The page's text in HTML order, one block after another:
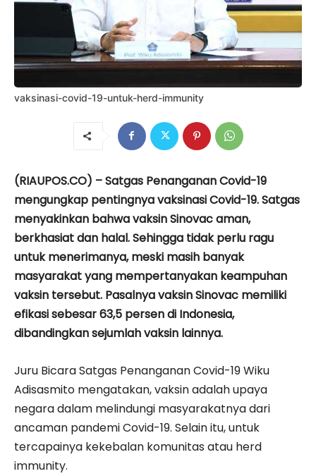
vaksinasi-covid-19-untuk-herd-immunity
(RIAUPOS.CO) – Satgas Penanganan Covid-19
mengungkap pentingnya vaksinasi Covid-19. Satgas
menyakinkan bahwa vaksin Sinovac aman,
berkhasiat dan halal. Sehingga tidak perlu ragu
untuk menerimanya, meski masih banyak
masyarakat yang mempertanyakan keampuhan
vaksin tersebut. Pasalnya vaksin Sinovac memiliki
efikasi sebesar 63,5 persen di Indonesia,
dibandingkan sejumlah vaksin lainnya.
Juru Bicara Satgas Penanganan Covid-19 Wiku
Adisasmito mengatakan, vaksin adalah upaya
negara dalam melindungi masyarakatnya dari
ancaman pandemi Covid-19. Selain itu, untuk
tercapainya kekebalan komunitas atau herd
immunity.